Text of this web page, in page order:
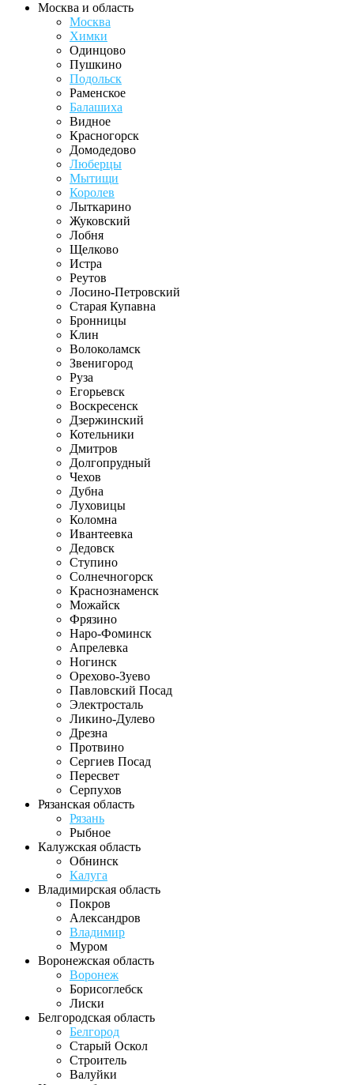
Москва и область
Москва
Химки
Одинцово
Пушкино
Подольск
Раменское
Балашиха
Видное
Красногорск
Домодедово
Люберцы
Мытищи
Королев
Лыткарино
Жуковский
Лобня
Щелково
Истра
Реутов
Лосино-Петровский
Старая Купавна
Бронницы
Клин
Волоколамск
Звенигород
Руза
Егорьевск
Воскресенск
Дзержинский
Котельники
Дмитров
Долгопрудный
Чехов
Дубна
Луховицы
Коломна
Ивантеевка
Дедовск
Ступино
Солнечногорск
Краснознаменск
Можайск
Фрязино
Наро-Фоминск
Апрелевка
Ногинск
Орехово-Зуево
Павловский Посад
Электросталь
Ликино-Дулево
Дрезна
Протвино
Сергиев Посад
Пересвет
Серпухов
Рязанская область
Рязань
Рыбное
Калужская область
Обнинск
Калуга
Владимирская область
Покров
Александров
Владимир
Муром
Воронежская область
Воронеж
Борисоглебск
Лиски
Белгородская область
Белгород
Старый Оскол
Строитель
Валуйки